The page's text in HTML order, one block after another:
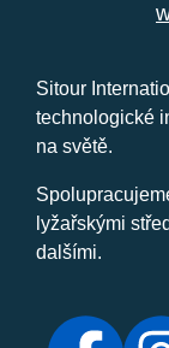
Sitour
technologické
na světě.
lyžařskými
dalšími.